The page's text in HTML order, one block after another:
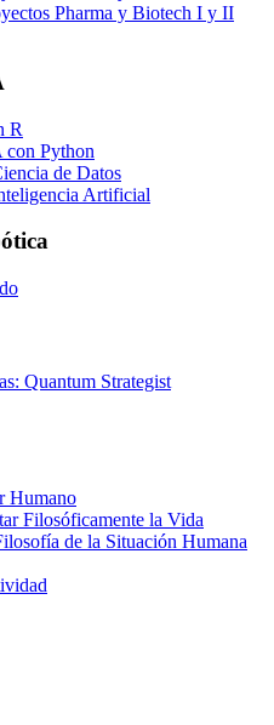
Pharma y Biotech I y II
R
con Python
de Datos
Artificial
Quantum Strategist
Humano
Filosóficamente la Vida
de la Situación Humana